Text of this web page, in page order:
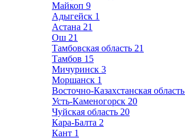
Майкоп 9
Адыгейск 1
Астана 21
Ош 21
Тамбовская область 21
Тамбов 15
Мичуринск 3
Моршанск 1
Восточно-Казахстанская область
Усть-Каменогорск 20
Чуйская область 20
Кара-Балта 2
Кант 1